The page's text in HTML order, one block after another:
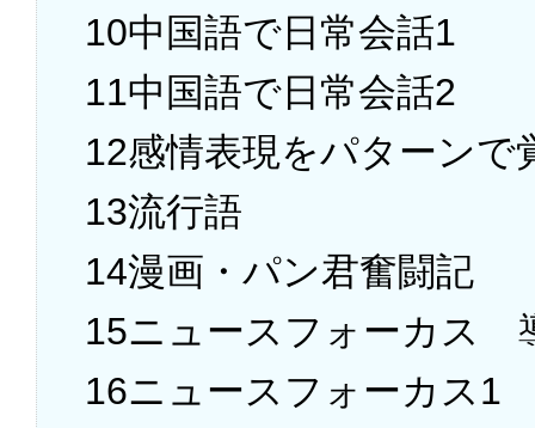
10中国語で日常会話1
11中国語で日常会話2
12感情表現をパターンで
13流行語
14漫画・パン君奮闘記
15ニュースフォーカス
16ニュースフォーカス1